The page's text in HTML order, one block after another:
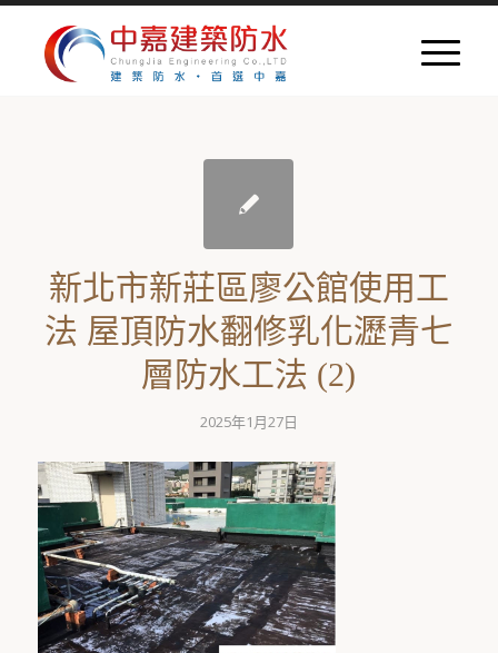
新北市新莊區廖公館使用工
法 屋頂防水翻修乳化瀝青七
層防水工法 (2)
2025年1月27日